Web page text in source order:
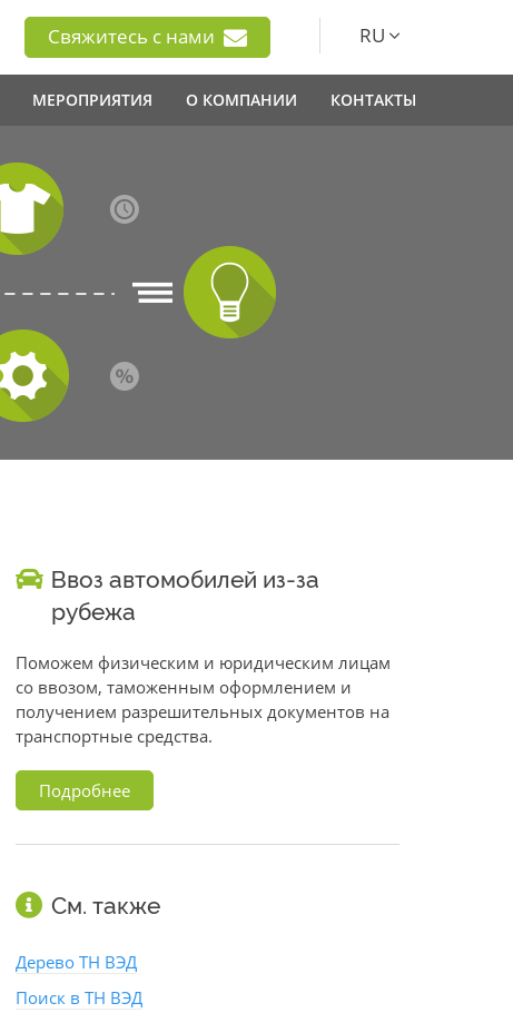
Свяжитесь с нами RU
МЕРОПРИЯТИЯ О КОМПАНИИ КОНТАКТЫ
Ввоз автомобилей из-за
рубежа
Поможем физическим и юридическим лицам
со ввозом, таможенным оформлением и
получением разрешительных документов на
транспортные средства.
Подробнее
См. также
Дерево ТН ВЭД
Поиск в ТН ВЭД